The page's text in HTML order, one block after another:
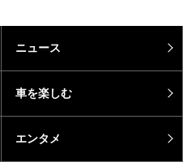
ニュース
車を楽しむ
エンタメ